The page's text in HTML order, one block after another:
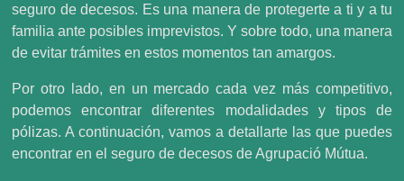
seguro de decesos. Es una manera de protegerte a ti y a tu
familia ante posibles imprevistos. Y sobre todo, una manera
de evitar trámites en estos momentos tan amargos.
Por otro lado, en un mercado cada vez más competitivo,
podemos encontrar diferentes modalidades y tipos de
pólizas. A continuación, vamos a detallarte las que puedes
encontrar en el seguro de decesos de Agrupació Mútua.